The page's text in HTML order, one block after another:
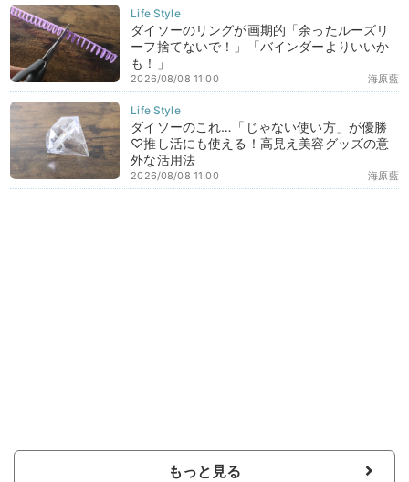
ダイソーのリングが画期的「余ったルーズリ
ーフ捨てないで！」「バインダーよりいいか
も！」
海原藍
2026/08/08 11:00
ダイソーのこれ…「じゃない使い方」が優勝
♡推し活にも使える！高見え美容グッズの意
外な活用法
海原藍
2026/08/08 11:00
もっと見る